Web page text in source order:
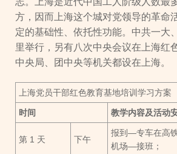
方，因而上海这个城对党领导的革命
定的基础性、依托性功能。中共一大
里举行，另有八次中央会议在上海红
中央局、团中央等机关都设在上海。
上海党员干部红色教育基地培训学习方案
时间 教学内容及活动
第 1 天 下午
报到—专车在高
机场—接班；